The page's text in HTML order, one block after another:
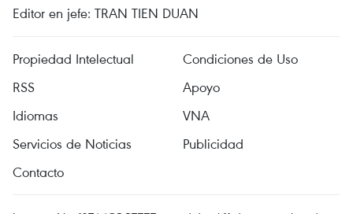
Editor en jefe: TRAN TIEN DUAN
Propiedad Intelectual
Condiciones de Uso
RSS
Apoyo
Idiomas
VNA
Servicios de Noticias
Publicidad
Contacto